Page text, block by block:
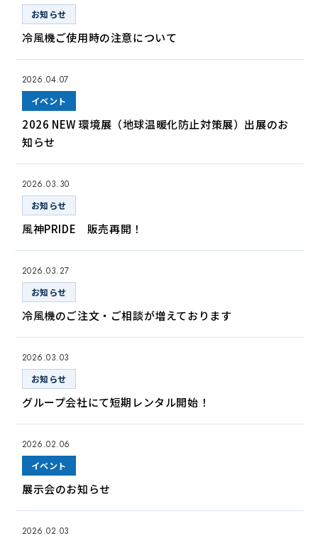
お知らせ
冷風機ご使用時の注意について
2026.04.07
イベント
2026 NEW 環境展（地球温暖化防止対策展）出展のお
知らせ
2026.03.30
お知らせ
風神PRIDE 販売再開！
2026.03.27
お知らせ
冷風機のご注文・ご相談が増えております
2026.03.03
お知らせ
グループ会社にて短期レンタル開始！
2026.02.06
イベント
展示会のお知らせ
2026.02.03